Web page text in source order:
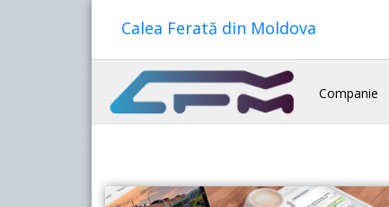
Calea Ferată din Moldova
Companie